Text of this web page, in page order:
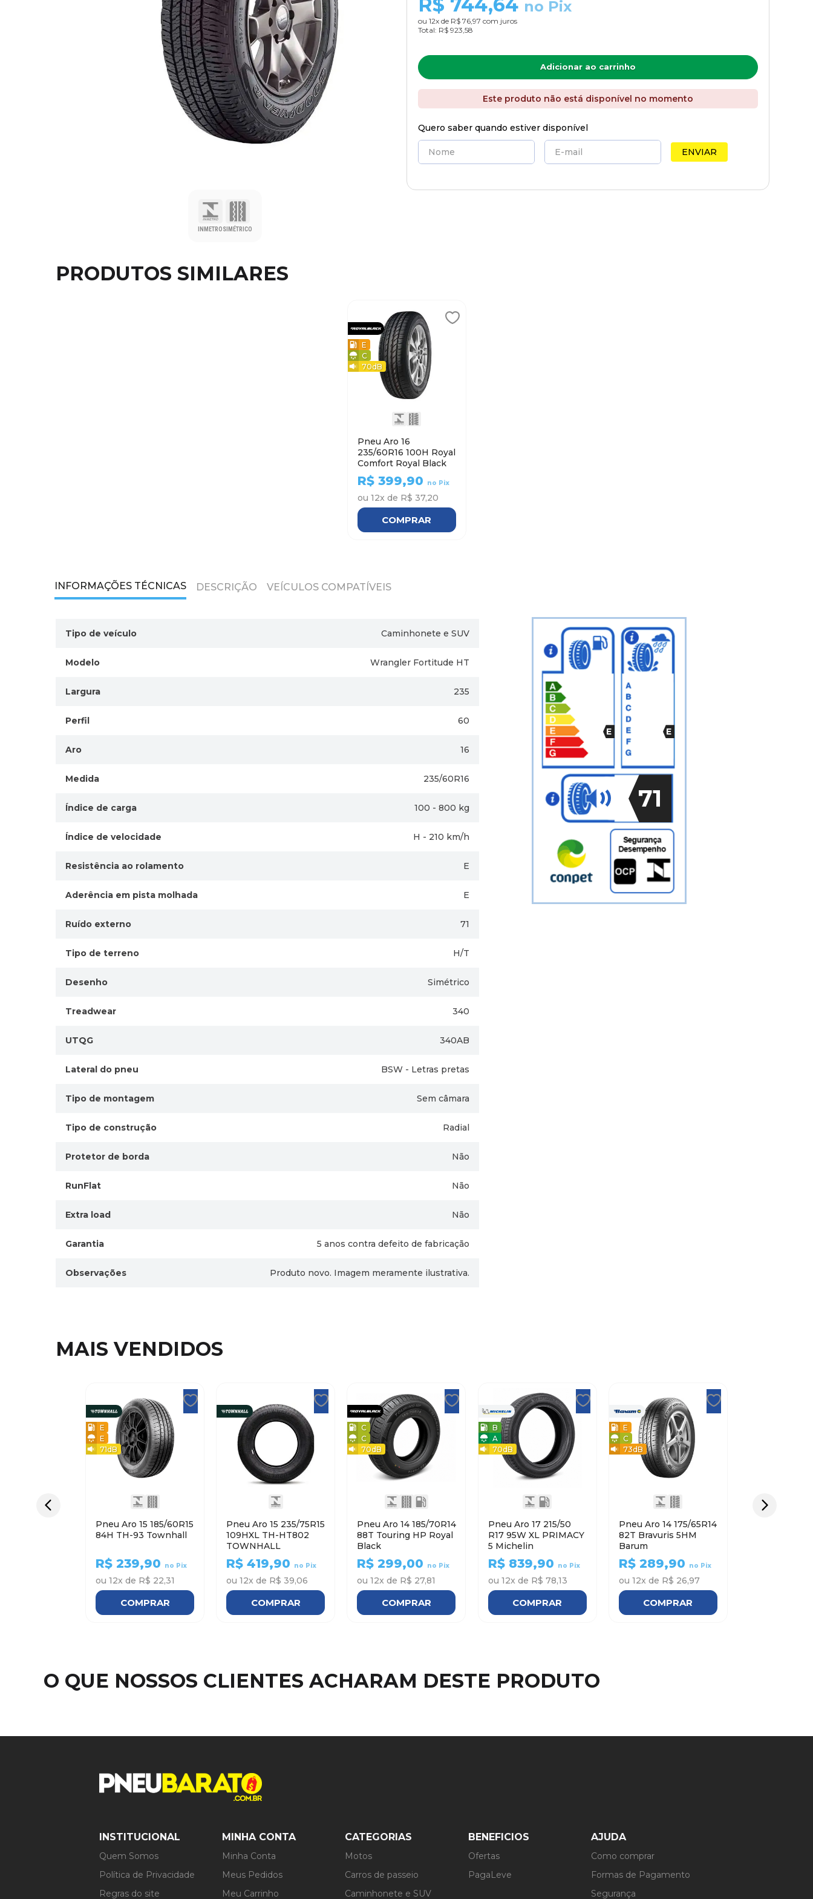
INMETROSIMÉTRICO
no Pix
ou 12x de R$ 76,97 com juros
Total: R$ 923,58
Adicionar ao carrinho
Este produto não está disponível no momento
Quero saber quando estiver disponível
ENVIAR
PRODUTOS SIMILARES
E
C
70dB
Pneu Aro 16
235/60R16 100H Royal
Comfort Royal Black
R$ 399,90 no Pix
ou 12x de R$ 37,20
COMPRAR
INFORMAÇÕES TÉCNICAS DESCRIÇÃO VEÍCULOS COMPATÍVEIS
Tipo de veículo Caminhonete e SUV
Modelo Wrangler Fortitude HT
Largura 235
Perfil 60
Aro 16
Medida 235/60R16
Índice de carga 100 - 800 kg
Índice de velocidade H - 210 km/h
Resistência ao rolamento E
Aderência em pista molhada E
Ruído externo 71
Tipo de terreno H/T
Desenho Simétrico
Treadwear 340
UTQG 340AB
Lateral do pneu BSW - Letras pretas
Tipo de montagem Sem câmara
Tipo de construção Radial
Protetor de borda Não
RunFlat Não
Extra load Não
Garantia 5 anos contra defeito de fabricação
Observações Produto novo. Imagem meramente ilustrativa.
E
E
71
MAIS VENDIDOS
E
E
71dB
Pneu Aro 15 185/60R15
84H TH-93 Townhall
R$239,90 no Pix
ou 12x de R$ 22,31
COMPRAR
Pneu Aro 15 235/75R15
109HXL TH-HT802
TOWNHALL
R$419,90 no Pix
ou 12x de R$ 39,06
COMPRAR
C
C
70dB
Pneu Aro 14 185/70R14
88T Touring HP Royal
Black
R$299,00 no Pix
ou 12x de R$ 27,81
COMPRAR
B
A
70dB
Pneu Aro 17 215/50
R17 95W XL PRIMACY
5 Michelin
R$ 839,90 no Pix
ou 12x de R$ 78,13
COMPRAR
E
C
73dB
Pneu Aro 14 175/65R14
82T Bravuris 5HM
Barum
R$ 289,90 no Pix
ou 12x de R$ 26,97
COMPRAR
O QUE NOSSOS CLIENTES ACHARAM DESTE PRODUTO
INSTITUCIONAL
Quem Somos
Política de Privacidade
Regras do site
MINHA CONTA
Minha Conta
Meus Pedidos
Meu Carrinho
CATEGORIAS
Motos
Carros de passeio
Caminhonete e SUV
BENEFICIOS
Ofertas
PagaLeve
AJUDA
Como comprar
Formas de Pagamento
Segurança